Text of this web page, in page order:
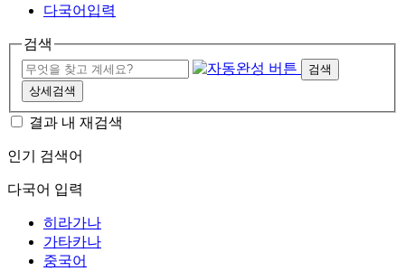
다국어입력
검색
검색
상세검색
결과 내 재검색
인기 검색어
다국어 입력
히라가나
가타카나
중국어